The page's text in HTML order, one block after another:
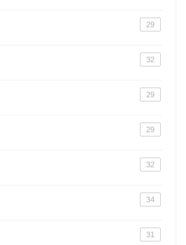
29
32
29
29
32
34
31